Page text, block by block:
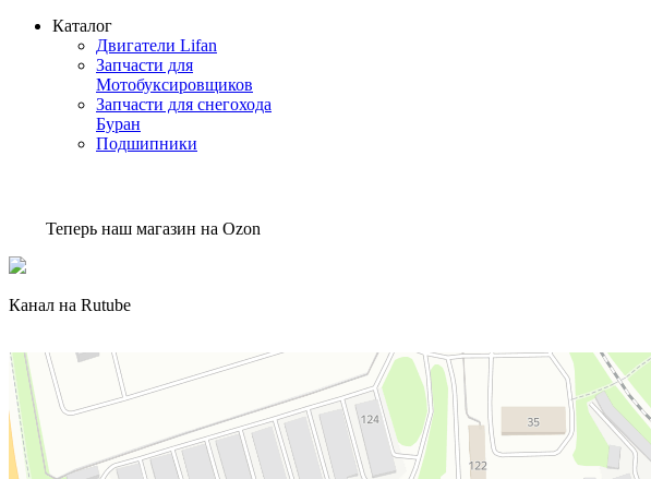
Каталог
Двигатели Lifan
Запчасти для
Мотобуксировщиков
Запчасти для снегохода
Буран
Подшипники
Теперь наш магазин на Ozon
Канал на Rutube